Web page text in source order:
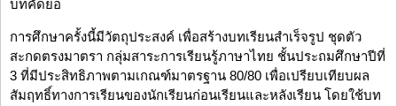
บทคัดย่อ
การศึกษาครั้งนี้มีวัตถุประสงค์ เพื่อสร้างบทเรียนสำเร็จรูป ชุดตัว
สะกดตรงมาตรา กลุ่มสาระการเรียนรู้ภาษาไทย ชั้นประถมศึกษาปีที่
3 ที่มีประสิทธิภาพตามเกณฑ์มาตรฐาน 80/80 เพื่อเปรียบเทียบผล
สัมฤทธิ์ทางการเรียนของนักเรียนก่อนเรียนและหลังเรียน โดยใช้บท